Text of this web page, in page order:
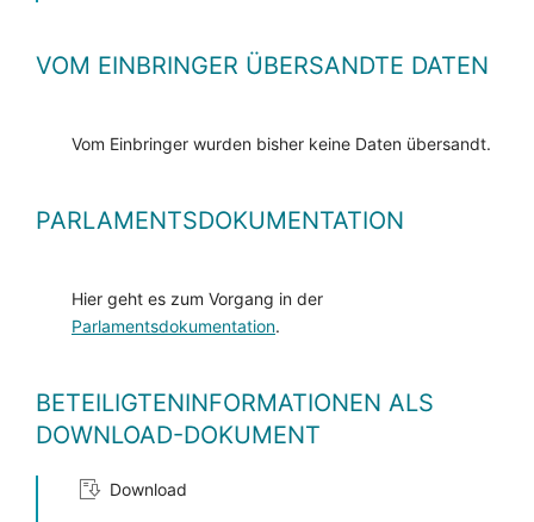
VOM EINBRINGER ÜBERSANDTE DATEN
Vom Einbringer wurden bisher keine Daten übersandt.
PARLAMENTSDOKUMENTATION
Hier geht es zum Vorgang in der
Parlamentsdokumentation.
BETEILIGTENINFORMATIONEN ALS
DOWNLOAD-DOKUMENT
Download